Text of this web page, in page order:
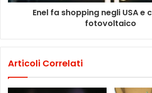
Enel fa shopping negli USA e
fotovoltaico
Articoli Correlati